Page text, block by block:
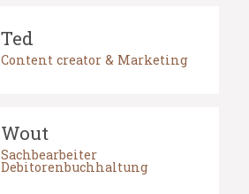
Ted
Content creator & Marketing
Wout
Sachbearbeiter
Debitorenbuchhaltung